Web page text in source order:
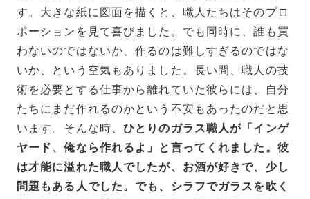
す。大きな紙に図面を描くと、職人たちはそのプロ
ポーションを見て喜びました。でも同時に、誰も買
わないのではないか、作るのは難しすぎるのではな
いか、という空気もありました。長い間、職人の技
術を必要とする仕事から離れていた彼らには、自分
たちにまだ作れるのかという不安もあったのだと思
います。そんな時、ひとりのガラス職人が「インゲ
ヤード、俺なら作れるよ」と言ってくれました。彼
は才能に溢れた職人でしたが、お酒が好きで、少し
問題もある人でした。でも、シラフでガラスを吹く